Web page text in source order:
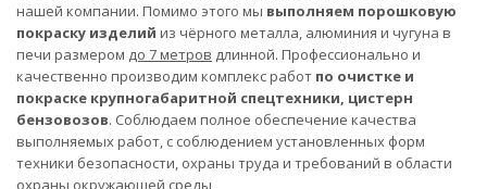
нашей компании. Помимо этого мы выполняем порошковую
покраску изделий из чёрного металла, алюминия и чугуна в
печи размером до 7 метров длинной. Профессионально и
качественно производим комплекс работ по очистке и
покраске крупногабаритной спецтехники, цистерн
бензовозов. Соблюдаем полное обеспечение качества
выполняемых работ, с соблюдением установленных форм
техники безопасности, охраны труда и требований в области
охраны окружающей среды